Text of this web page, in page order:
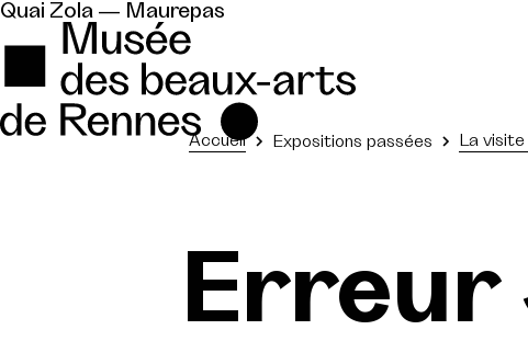
Quai Zola — Maurepas
Accueil Expositions passées La